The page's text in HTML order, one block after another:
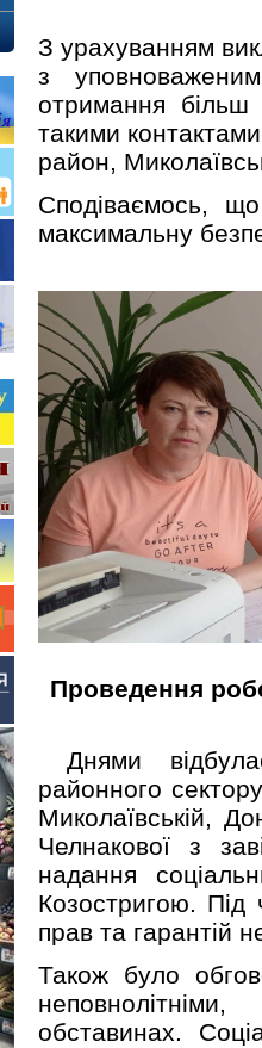
З урахуванням
з
отримання більш
такими
район,
Сподіваємось,
максимальну
Проведення
Днями
районного
Миколаївській,
Челнакової з
надання
Козостригою. Під
прав та гарантій
Також було
обставинах.